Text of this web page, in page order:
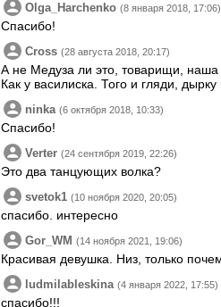
Olga_Harchenko (8 января 2018, 17:06)
Спасибо!
Cross (28 августа 2018, 20:17)
А не Медуза ли это, товарищи, наша
Как у василиска. Того и гляди,
ninka (6 октября 2018, 10:33)
Спасибо!
Verter (24 сентября 2019, 22:26)
Это два танцующих волка?
svetok1 (10 ноября 2020, 20:05)
спасибо. интересно
Gor_WM (14 ноября 2021, 19:06)
Красивая девушка. Низ, только
ludmilableskina (4 января 2022, 17:55)
спасибо!!!